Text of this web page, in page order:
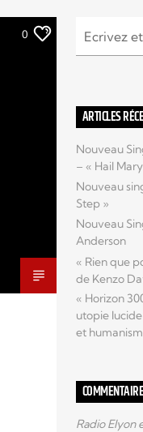
0
ARTICLES
Nouveau
– « Hail
Nouveau
Step »
Nouveau
Anderson
« Rien que
de Kenzo
« Horizon
utopie
et
Radio Elyon